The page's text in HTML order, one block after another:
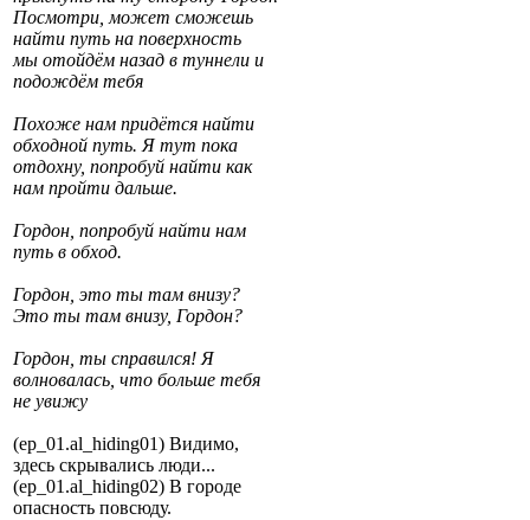
Посмотри, может сможешь
найти путь на поверхность
мы отойдём назад в туннели и
подождём тебя
Похоже нам придётся найти
обходной путь. Я тут пока
отдохну, попробуй найти как
нам пройти дальше.
Гордон, попробуй найти нам
путь в обход.
Гордон, это ты там внизу?
Это ты там внизу, Гордон?
Гордон, ты справился! Я
волновалась, что больше тебя
не увижу
(ep_01.al_hiding01) Видимо,
здесь скрывались люди...
(ep_01.al_hiding02) В городе
опасность повсюду.